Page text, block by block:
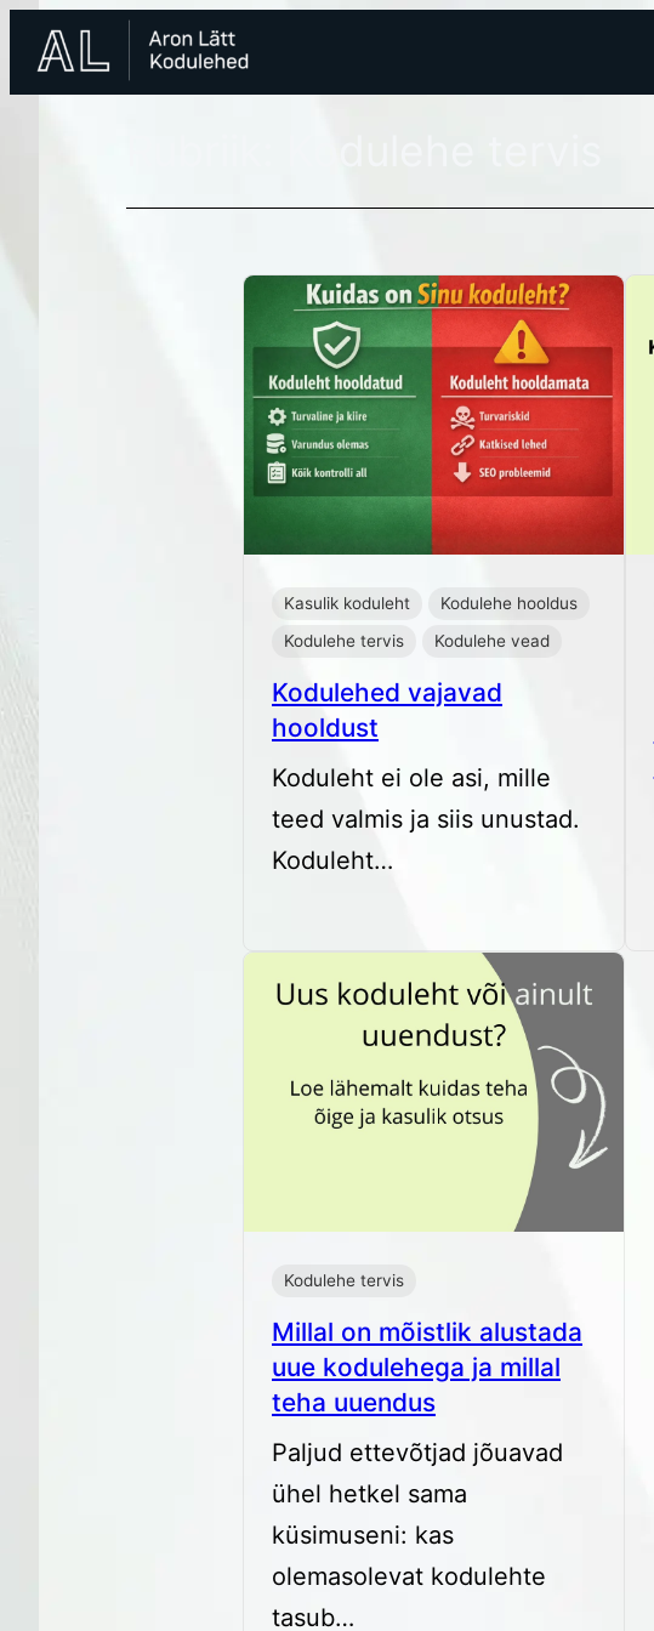
Liigu
sisu
Kasulik koduleht
Kodulehe hooldus
Kodulehe tervis
Kodulehe vead
Kodulehed vajavad
hooldust
Koduleht ei ole asi, mille
teed valmis ja siis unustad.
Koduleht…
Kodulehe tervis
Millal on mõistlik alustada
uue kodulehega ja millal
teha uuendus
Paljud ettevõtjad jõuavad
ühel hetkel sama
küsimuseni: kas
olemasolevat kodulehte
tasub…